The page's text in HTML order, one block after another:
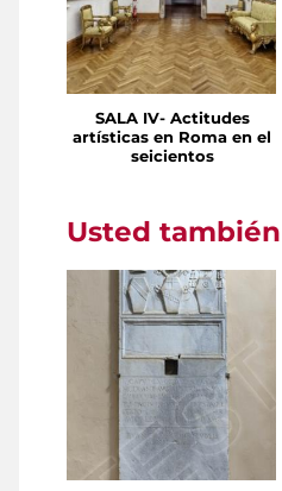
SALA IV- Actitudes
artísticas en Roma en el
seicientos
Usted